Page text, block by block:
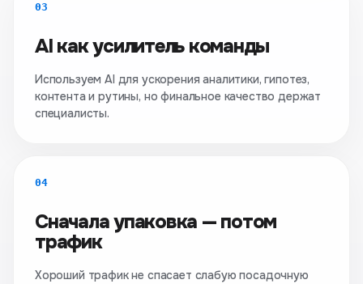
03
AI как усилитель команды
Используем AI для ускорения аналитики, гипотез,
контента и рутины, но финальное качество держат
специалисты.
04
Сначала упаковка — потом
трафик
Хороший трафик не спасает слабую посадочную